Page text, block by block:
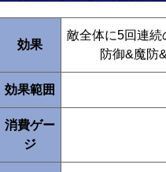
効果
敵全体に5回連
防御&魔防
効果範囲
消費ゲー
ジ